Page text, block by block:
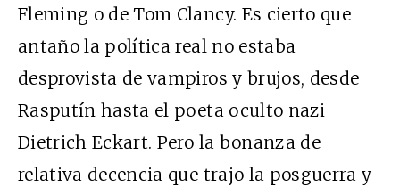
Fleming o de Tom Clancy. Es cierto que
antaño la política real no estaba
desprovista de vampiros y brujos, desde
Rasputín hasta el poeta oculto nazi
Dietrich Eckart. Pero la bonanza de
relativa decencia que trajo la posguerra y